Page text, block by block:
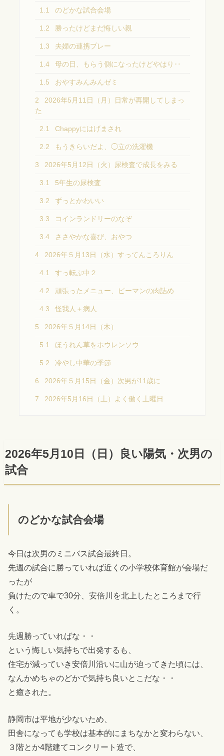
1.1 のどかな試合会場
1.2 勝ったけどまだ悔しい親
1.3 夫婦の連携プレー
1.4 母の日、もらう側になったけどやはり‥
1.5 おやすみんみんゼミ
2
2026年5月11日（月）日常が再開してしまっ
た
2.1 Chappyにはげまされ
2.2 もうきらいだよ、◯立の洗濯機
3 2026年5月12日（火）尿検査で成長をみる
3.1 5年生の尿検査
3.2 ずっとかわいい
3.3 コインランドリーのなぞ
3.4 ささやかな喜び、おやつ
4 2026年５月13日（水）すってんころりん
4.1 すっ転ぶ中２
4.2 頑張ったメニュー、ピーマンの肉詰め
4.3 怪我人＋病人
5 2026年５月14日（木）
5.1 ほうれん草をホウレンソウ
5.2 冷やし中華の季節
6 2026年５月15日（金）次男が11歳に
7 2026年5月16日（土）よく働く土曜日
2026年5月10日（日）良い陽気・次男の
試合
のどかな試合会場
今日は次男のミニバス試合最終日。
先週の試合に勝っていれば近くの小学校体育館が会場だ
ったが
負けたので車で30分、安倍川を北上したところまで行
く。
先週勝っていればな・・
という悔しい気持ちで出発するも、
住宅が減っていき安倍川沿いに山が迫ってきた頃には、
なんかめちゃのどかで気持ち良いとこだな・・
と癒された。
静岡市は平地が少ないため、
田舎になっても学校は基本的にまちなかと変わらない、
３階とか4階建てコンクリート造で、